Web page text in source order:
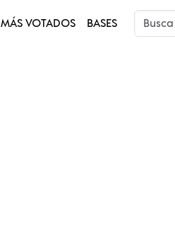
MÁS VOTADOS BASES